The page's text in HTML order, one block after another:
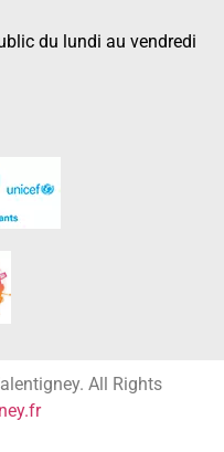
du lundi au vendredi
All Rights